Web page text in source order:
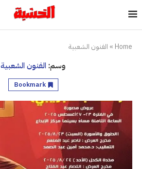
Home
» الفنون الشعبية
وسم: الفنون الشعبية
Bookmark